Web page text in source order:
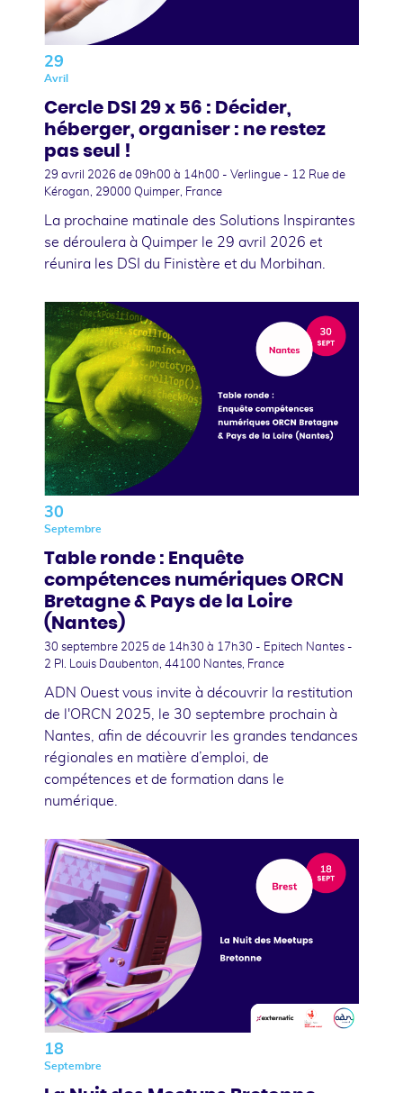
29
Avril
Cercle DSI 29 x 56 : Décider,
héberger, organiser : ne restez
pas seul !
29 avril 2026 de 09h00 à 14h00 - Verlingue - 12 Rue de
Kérogan, 29000 Quimper, France
La prochaine matinale des Solutions Inspirantes
se déroulera à Quimper le 29 avril 2026 et
réunira les DSI du Finistère et du Morbihan.
30
Septembre
Table ronde : Enquête
compétences numériques ORCN
Bretagne & Pays de la Loire
(Nantes)
30 septembre 2025 de 14h30 à 17h30 - Epitech Nantes -
2 Pl. Louis Daubenton, 44100 Nantes, France
ADN Ouest vous invite à découvrir la restitution
de l'ORCN 2025, le 30 septembre prochain à
Nantes, afin de découvrir les grandes tendances
régionales en matière d’emploi, de
compétences et de formation dans le
numérique.
18
Septembre